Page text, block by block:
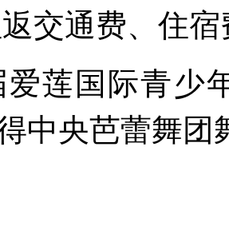
交通费、住
莲国际青少
中央芭蕾舞团